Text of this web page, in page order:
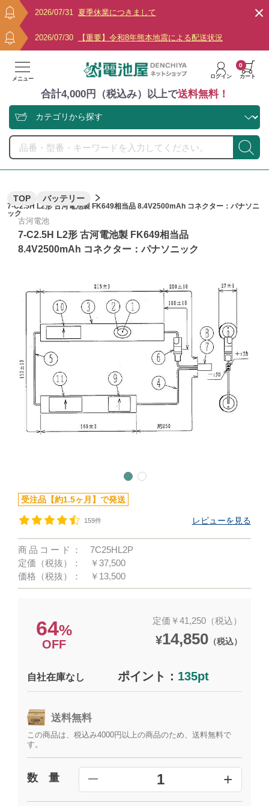
2026/07/31 夏季休業につきまして
2026/07/30 【重要】令和8年熊本地震による配送状況
メニュー ログイン カート
0
合計4,000円（税込み）以上で送料無料！
TOP バッテリー
7-C2.5H L2形 古河電池製 FK649相当品 8.4V2500mAh コネクター：パナソニ
ック
古河電池
7-C2.5H L2形 古河電池製 FK649相当品
8.4V2500mAh コネクター：パナソニック
受注品【約1.5ヶ月】で発送
159件 レビューを見る
商品コード：
7C25HL2P
定価（税抜）：
￥37,500
価格（税抜）：
￥13,500
64%
OFF
定価￥41,250（税込）
¥14,850（税込）
自社在庫なし ポイント： 135pt
送料無料
この商品は、税込み4000円以上の商品のため、送料無料で
す。
数 量 ━ 1 +